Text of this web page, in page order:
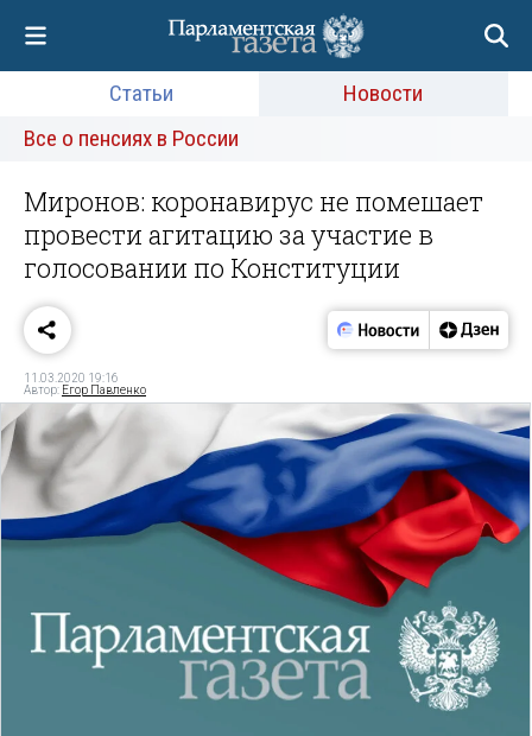
Статьи
Новости
Все о пенсиях в России
Миронов: коронавирус не помешает
провести агитацию за участие в
голосовании по Конституции
11.03.2020 19:16
Автор: Егор Павленко